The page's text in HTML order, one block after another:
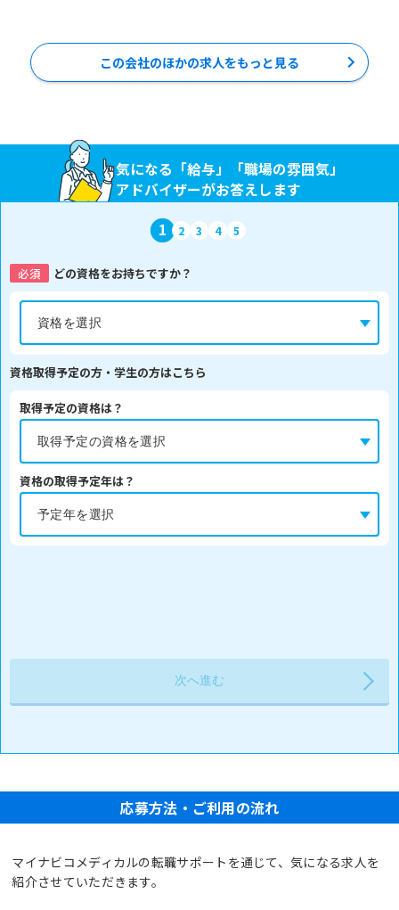
この会社のほかの求人をもっと見る
気になる「給与」「職場の雰囲気」
アドバイザーがお答えします
1 2 3 4 5
必須 どの資格をお持ちですか？
資格取得予定の方・学生の方はこちら
取得予定の資格は？
資格の取得予定年は？
応募方法・ご利用の流れ
マイナビコメディカルの転職サポートを通じて、気になる求人を
紹介させていただきます。